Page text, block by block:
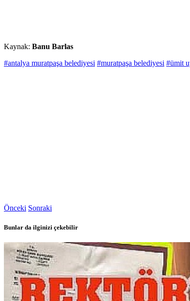
Kaynak: Banu Barlas
#antalya muratpaşa belediyesi #muratpaşa belediyesi #ümit
Önceki Sonraki
Bunlar da ilginizi çekebilir